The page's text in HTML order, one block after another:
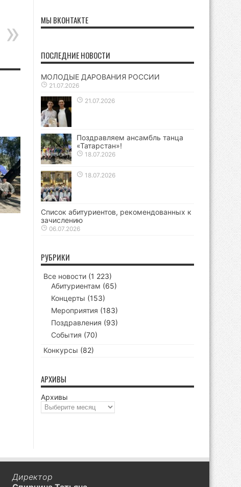
МЫ ВКОНТАКТЕ
ПОСЛЕДНИЕ НОВОСТИ
МОЛОДЫЕ ДАРОВАНИЯ РОССИИ
21.07.2026
21.07.2026
Поздравляем ансамбль танца
«Татарстан»!
18.07.2026
18.07.2026
Список абитуриентов, рекомендованных к
зачислению
06.07.2026
РУБРИКИ
Все новости (1 223)
Абитуриентам (65)
Концерты (153)
Мероприятия (183)
Поздравления (93)
События (70)
Конкурсы (82)
АРХИВЫ
Архивы
Директор